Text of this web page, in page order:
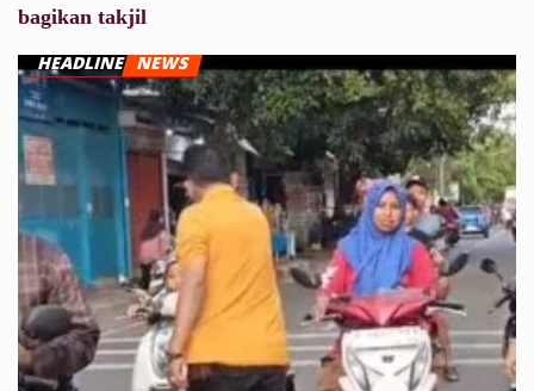
bagikan takjil